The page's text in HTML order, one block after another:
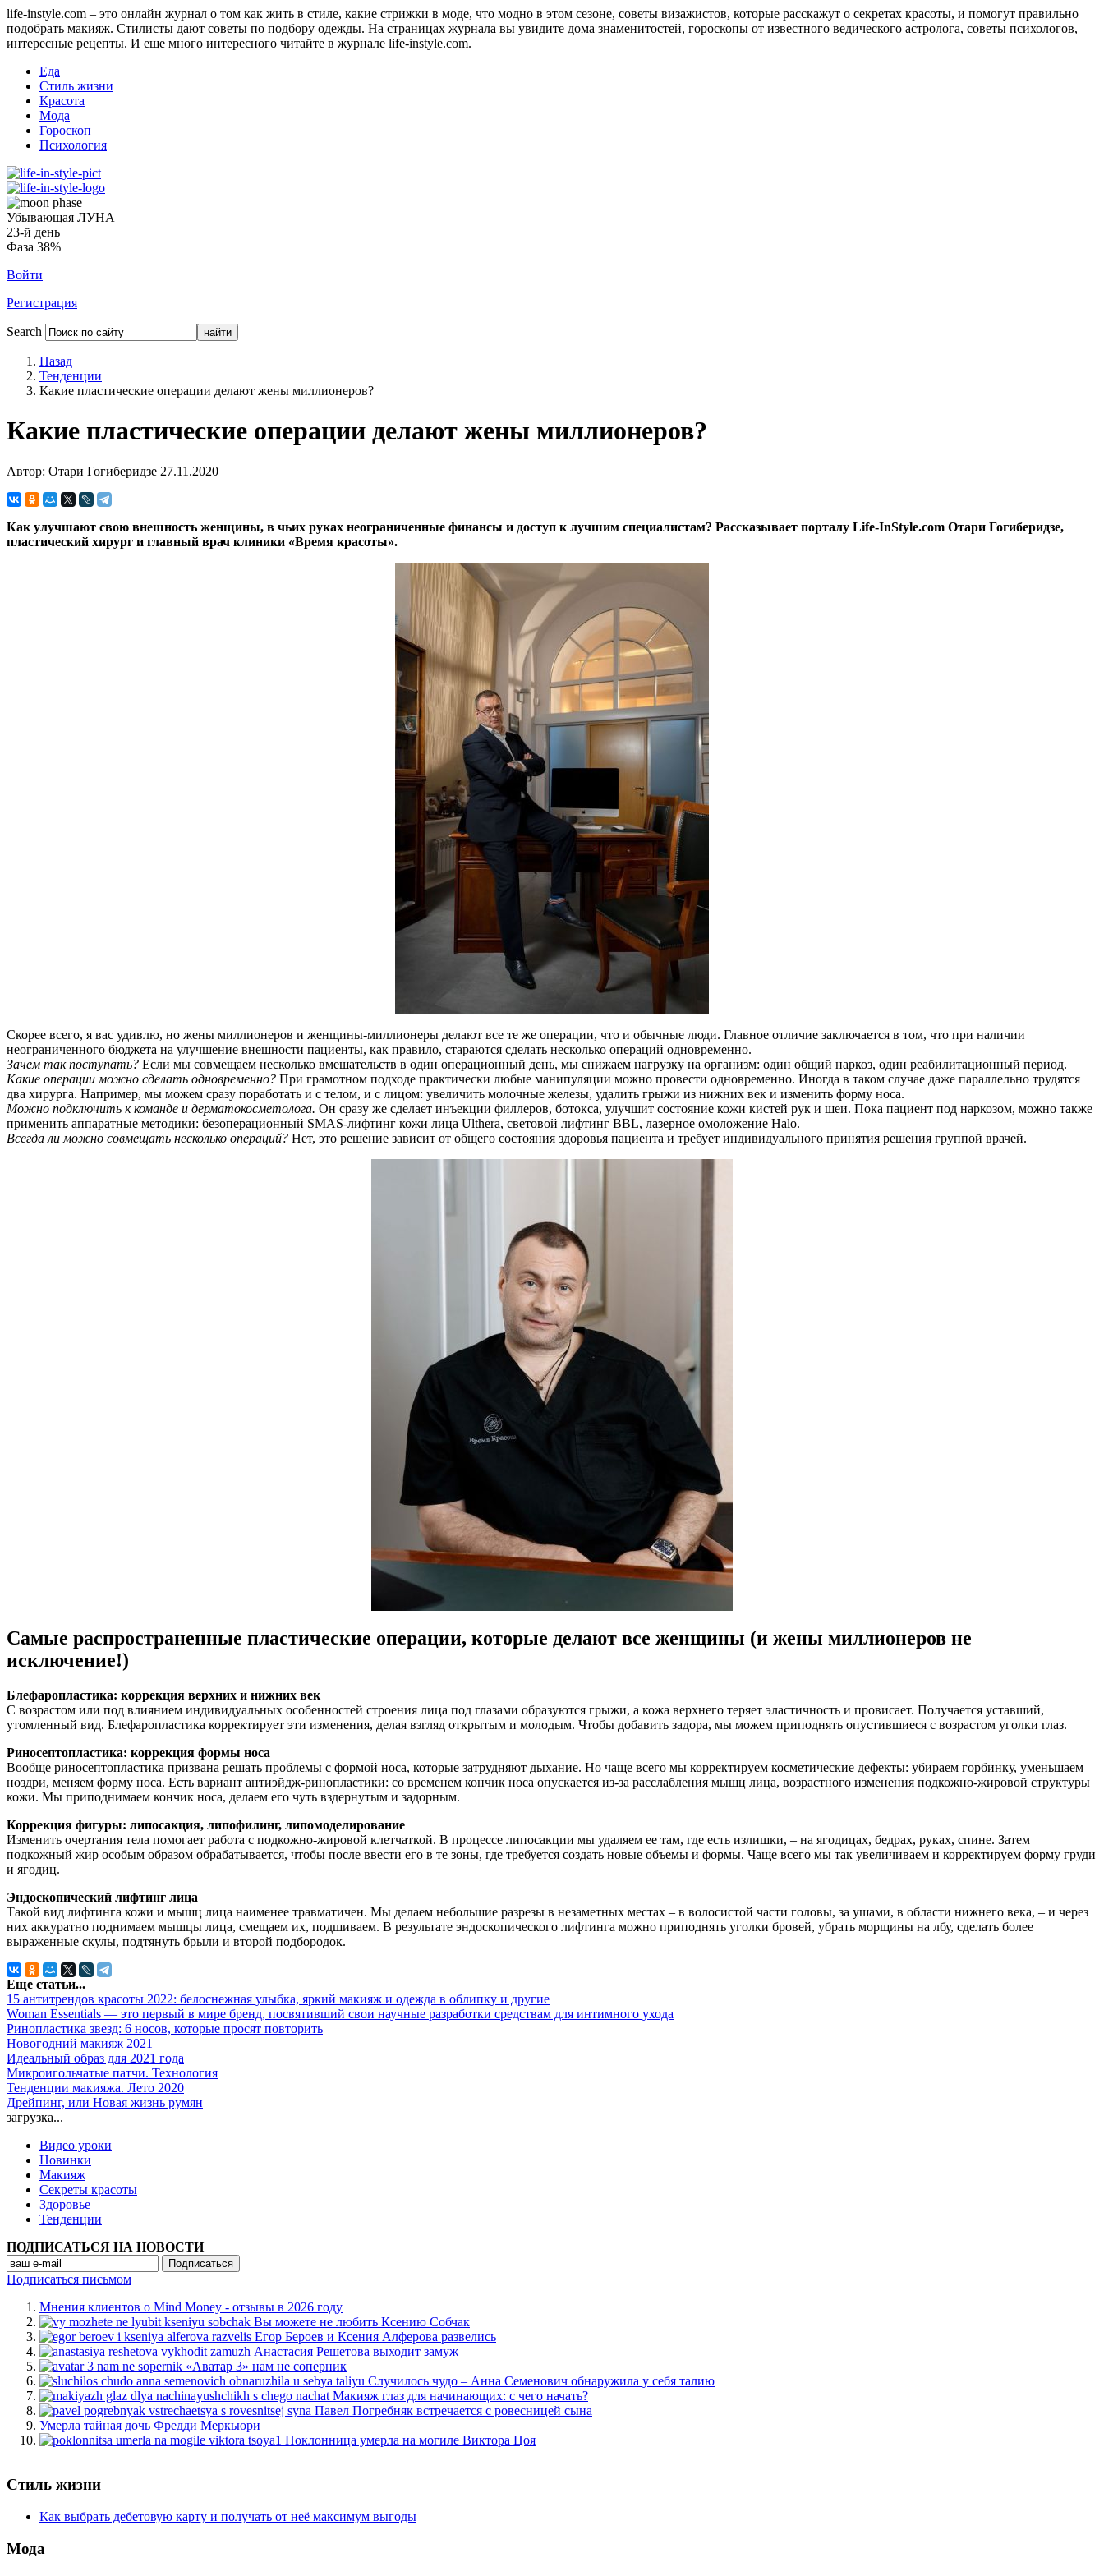
life-instyle.com – это онлайн журнал о том как жить в стиле, какие стрижки в моде, что модно в этом сезоне, советы визажистов, которые расскажут о секретах красоты, и помогут правильно
подобрать макияж. Стилисты дают советы по подбору одежды. На страницах журнала вы увидите дома знаменитостей, гороскопы от известного ведического астролога, советы психологов,
интересные рецепты. И еще много интересного читайте в журнале life-instyle.com.
Еда
Стиль жизни
Красота
Мода
Гороскоп
Психология
Убывающая ЛУНА
23-й день
Фаза 38%
Войти
Регистрация
Search
Назад
Тенденции
Какие пластические операции делают жены миллионеров?
Какие пластические операции делают жены миллионеров?
Автор: Отари Гогиберидзе 27.11.2020
Как улучшают свою внешность женщины, в чьих руках неограниченные финансы и доступ к лучшим специалистам? Рассказывает порталу Life-InStyle.com Отари Гогиберидзе,
пластический хирург и главный врач клиники «Время красоты».
Скорее всего, я вас удивлю, но жены миллионеров и женщины-миллионеры делают все те же операции, что и обычные люди. Главное отличие заключается в том, что при наличии
неограниченного бюджета на улучшение внешности пациенты, как правило, стараются сделать несколько операций одновременно.
Зачем так поступать? Если мы совмещаем несколько вмешательств в один операционный день, мы снижаем нагрузку на организм: один общий наркоз, один реабилитационный период.
Какие операции можно сделать одновременно? При грамотном подходе практически любые манипуляции можно провести одновременно. Иногда в таком случае даже параллельно трудятся
два хирурга. Например, мы можем сразу поработать и с телом, и с лицом: увеличить молочные железы, удалить грыжи из нижних век и изменить форму носа.
Можно подключить к команде и дерматокосметолога. Он сразу же сделает инъекции филлеров, ботокса, улучшит состояние кожи кистей рук и шеи. Пока пациент под наркозом, можно также
применить аппаратные методики: безоперационный SMAS-лифтинг кожи лица Ulthera, световой лифтинг BBL, лазерное омоложение Halo.
Всегда ли можно совмещать несколько операций? Нет, это решение зависит от общего состояния здоровья пациента и требует индивидуального принятия решения группой врачей.
Самые распространенные пластические операции, которые делают все женщины (и жены миллионеров не
исключение!)
Блефаропластика: коррекция верхних и нижних век
С возрастом или под влиянием индивидуальных особенностей строения лица под глазами образуются грыжи, а кожа верхнего теряет эластичность и провисает. Получается уставший,
утомленный вид. Блефаропластика корректирует эти изменения, делая взгляд открытым и молодым. Чтобы добавить задора, мы можем приподнять опустившиеся с возрастом уголки глаз.
Риносептопластика: коррекция формы носа
Вообще риносептопластика призвана решать проблемы с формой носа, которые затрудняют дыхание. Но чаще всего мы корректируем косметические дефекты: убираем горбинку, уменьшаем
ноздри, меняем форму носа. Есть вариант антиэйдж-ринопластики: со временем кончик носа опускается из-за расслабления мышц лица, возрастного изменения подкожно-жировой структуры
кожи. Мы приподнимаем кончик носа, делаем его чуть вздернутым и задорным.
Коррекция фигуры: липосакция, липофилинг, липомоделирование
Изменить очертания тела помогает работа с подкожно-жировой клетчаткой. В процессе липосакции мы удаляем ее там, где есть излишки, – на ягодицах, бедрах, руках, спине. Затем
подкожный жир особым образом обрабатывается, чтобы после ввести его в те зоны, где требуется создать новые объемы и формы. Чаще всего мы так увеличиваем и корректируем форму груди
и ягодиц.
Эндоскопический лифтинг лица
Такой вид лифтинга кожи и мышц лица наименее травматичен. Мы делаем небольшие разрезы в незаметных местах – в волосистой части головы, за ушами, в области нижнего века, – и через
них аккуратно поднимаем мышцы лица, смещаем их, подшиваем. В результате эндоскопического лифтинга можно приподнять уголки бровей, убрать морщины на лбу, сделать более
выраженные скулы, подтянуть брыли и второй подбородок.
Еще статьи...
15 антитрендов красоты 2022: белоснежная улыбка, яркий макияж и одежда в облипку и другие
Woman Essentials — это первый в мире бренд, посвятивший свои научные разработки средствам для интимного ухода
Ринопластика звезд: 6 носов, которые просят повторить
Новогодний макияж 2021
Идеальный образ для 2021 года
Микроигольчатые патчи. Технология
Тенденции макияжа. Лето 2020
Дрейпинг, или Новая жизнь румян
загрузка...
Видео уроки
Новинки
Макияж
Секреты красоты
Здоровье
Тенденции
ПОДПИСАТЬСЯ НА НОВОСТИ
Подписаться письмом
Мнения клиентов о Mind Money - отзывы в 2026 году
Вы можете не любить Ксению Собчак
Егор Бероев и Ксения Алферова развелись
Анастасия Решетова выходит замуж
«Аватар 3» нам не соперник
Случилось чудо – Анна Семенович обнаружила у себя талию
Макияж глаз для начинающих: с чего начать?
Павел Погребняк встречается с ровесницей сына
Умерла тайная дочь Фредди Меркьюри
Поклонница умерла на могиле Виктора Цоя
Стиль жизни
Как выбрать дебетовую карту и получать от неё максимум выгоды
Мода